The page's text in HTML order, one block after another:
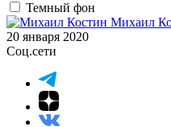
Темный фон
Михаил
20 января 2020
Соц.сети